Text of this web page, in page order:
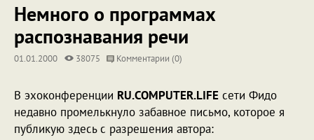
Немного о программах
распознавания речи
01.01.2000 38075 Комментарии (0)
В эхоконференции RU.COMPUTER.LIFE сети Фидо
недавно промелькнуло забавное письмо, которое я
публикую здесь с разрешения автора: